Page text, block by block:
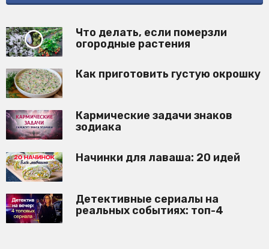
Что делать, если померзли
огородные растения
Как приготовить густую окрошку
Кармические задачи знаков
зодиака
Начинки для лаваша: 20 идей
Детективные сериалы на
реальных событиях: топ-4